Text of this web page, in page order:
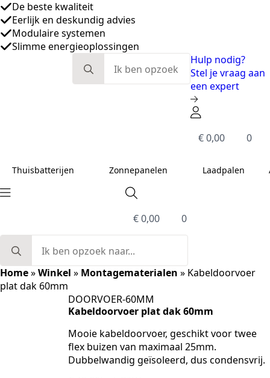
Eerlijk en deskundig advies
Modulaire systemen
Slimme energieoplossingen
De beste kwaliteit
for:
Hulp nodig?
Stel je vraag aan
een expert
€0,00 0
Thuisbatterijen Zonnepanelen Laadpalen
€0,00
0
for:
Home»Winkel » Montagematerialen » Kabeldoorvoer
plat dak 60mm
DOORVOER-60MM
Kabeldoorvoer plat dak 60mm
Mooie kabeldoorvoer, geschikt voor twee
flex buizen van maximaal 25mm.
Dubbelwandig geïsoleerd, dus condensvrij.